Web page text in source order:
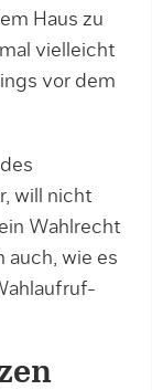
Haus zu
vielleicht
vor dem
will nicht
Wahlrecht
auch, wie es